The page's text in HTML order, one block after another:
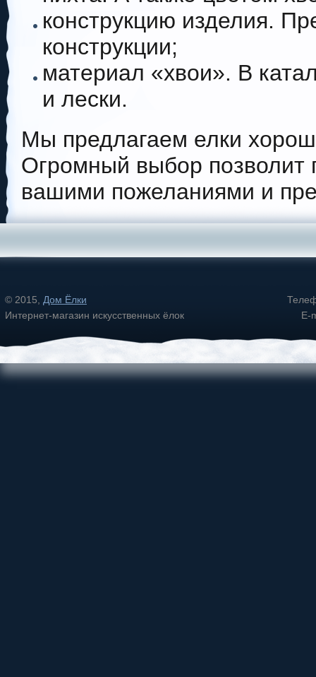
конструкцию изделия.
конструкции;
материал «хвои». В
и лески.
Мы предлагаем елки
Огромный выбор позволит
вашими пожеланиями и
© 2015, Дом Ёлки
Интернет-магазин искусственных ёлок
E-